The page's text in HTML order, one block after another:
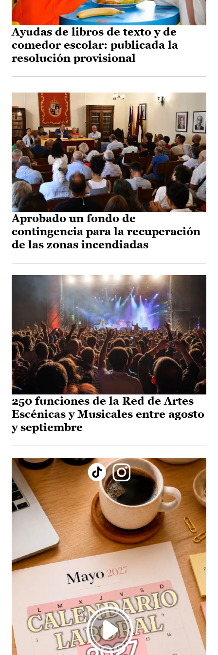
Ayudas de libros de texto y de
comedor escolar: publicada la
resolución provisional
Aprobado un fondo de
contingencia para la recuperación
de las zonas incendiadas
250 funciones de la Red de Artes
Escénicas y Musicales entre agosto
y septiembre